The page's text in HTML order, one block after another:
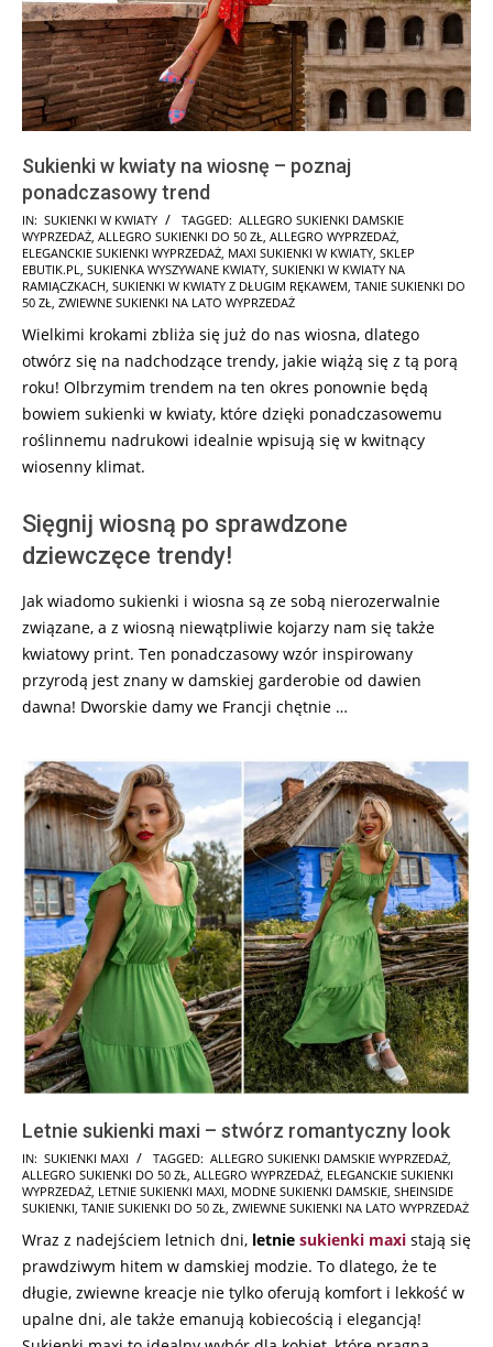
Sukienki w kwiaty na wiosnę – poznaj
ponadczasowy trend
2026-
06-
15
IN: SUKIENKI W KWIATY TAGGED: ALLEGRO SUKIENKI DAMSKIE
WYPRZEDAŻ, ALLEGRO SUKIENKI DO 50 ZŁ, ALLEGRO WYPRZEDAŻ,
ELEGANCKIE SUKIENKI WYPRZEDAŻ, MAXI SUKIENKI W KWIATY, SKLEP
EBUTIK.PL, SUKIENKA WYSZYWANE KWIATY, SUKIENKI W KWIATY NA
RAMIĄCZKACH, SUKIENKI W KWIATY Z DŁUGIM RĘKAWEM, TANIE SUKIENKI DO
50 ZŁ, ZWIEWNE SUKIENKI NA LATO WYPRZEDAŻ
Wielkimi krokami zbliża się już do nas wiosna, dlatego
otwórz się na nadchodzące trendy, jakie wiążą się z tą porą
roku! Olbrzymim trendem na ten okres ponownie będą
bowiem sukienki w kwiaty, które dzięki ponadczasowemu
roślinnemu nadrukowi idealnie wpisują się w kwitnący
wiosenny klimat.
Sięgnij wiosną po sprawdzone
dziewczęce trendy!
Jak wiadomo sukienki i wiosna są ze sobą nierozerwalnie
związane, a z wiosną niewątpliwie kojarzy nam się także
kwiatowy print. Ten ponadczasowy wzór inspirowany
przyrodą jest znany w damskiej garderobie od dawien
dawna! Dworskie damy we Francji chętnie …
Letnie sukienki maxi – stwórz romantyczny look
2026-
06-
13
IN: SUKIENKI MAXI TAGGED: ALLEGRO SUKIENKI DAMSKIE WYPRZEDAŻ,
ALLEGRO SUKIENKI DO 50 ZŁ, ALLEGRO WYPRZEDAŻ, ELEGANCKIE SUKIENKI
WYPRZEDAŻ, LETNIE SUKIENKI MAXI, MODNE SUKIENKI DAMSKIE, SHEINSIDE
SUKIENKI, TANIE SUKIENKI DO 50 ZŁ, ZWIEWNE SUKIENKI NA LATO WYPRZEDAŻ
Wraz z nadejściem letnich dni, letnie sukienki maxi stają się
prawdziwym hitem w damskiej modzie. To dlatego, że te
długie, zwiewne kreacje nie tylko oferują komfort i lekkość w
upalne dni, ale także emanują kobiecością i elegancją!